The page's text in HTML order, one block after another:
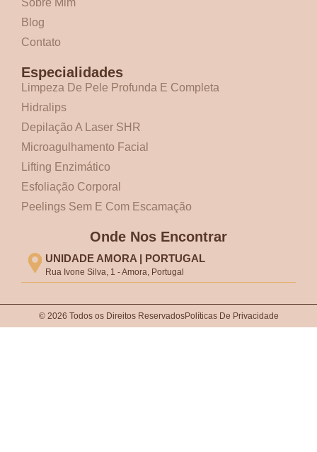
Sobre Mim
Blog
Contato
Especialidades
Limpeza De Pele Profunda E Completa
Hidralips
Depilação A Laser SHR
Microagulhamento Facial
Lifting Enzimático
Esfoliação Corporal
Peelings Sem E Com Escamação
Onde Nos Encontrar
UNIDADE AMORA | PORTUGAL
Rua Ivone Silva, 1 - Amora, Portugal
© 2026 Todos os Direitos ReservadosPolíticas De Privacidade